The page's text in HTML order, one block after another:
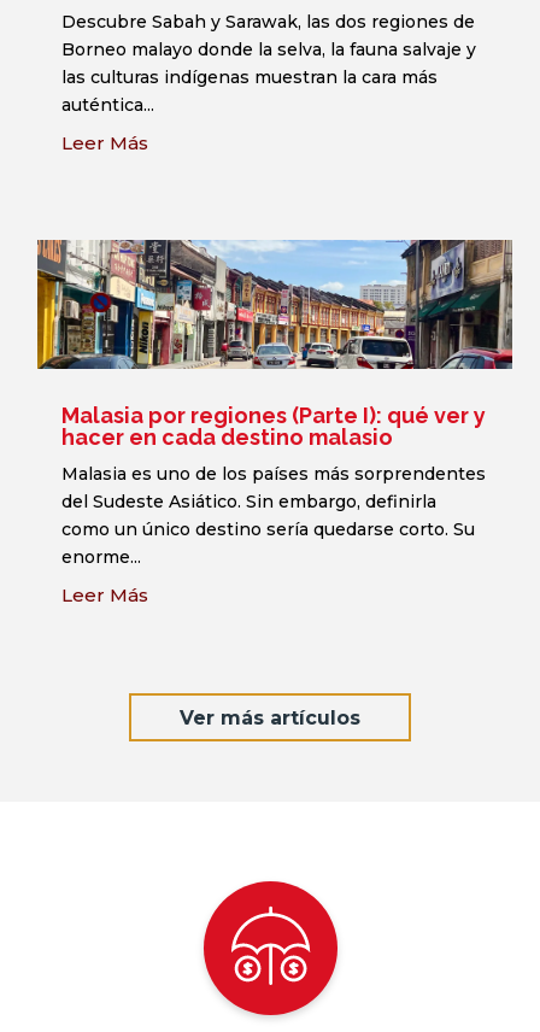
Descubre Sabah y Sarawak, las dos regiones de
Borneo malayo donde la selva, la fauna salvaje y
las culturas indígenas muestran la cara más
auténtica...
Leer Más
Malasia por regiones (Parte I): qué ver y
hacer en cada destino malasio
Malasia es uno de los países más sorprendentes
del Sudeste Asiático. Sin embargo, definirla
como un único destino sería quedarse corto. Su
enorme...
Leer Más
Ver más artículos